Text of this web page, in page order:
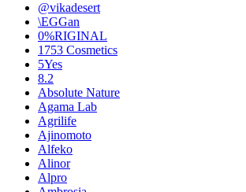
@vikadesert
\EGGan
0%RIGINAL
1753 Cosmetics
5Yes
8.2
Absolute Nature
Agama Lab
Agrilife
Ajinomoto
Alfeko
Alinor
Alpro